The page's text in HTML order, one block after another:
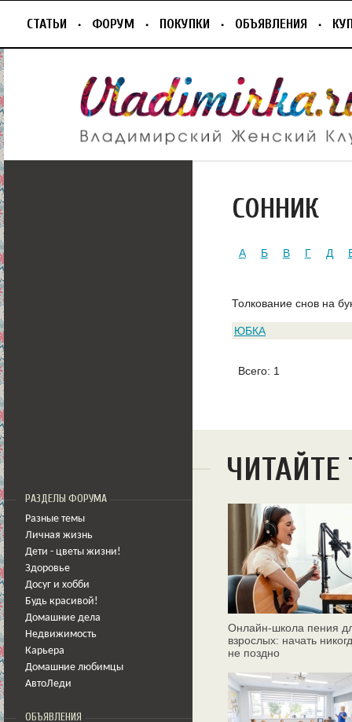
СТАТЬИ ФОРУМ ПОКУПКИ ОБЪЯВЛЕНИЯ
РАЗДЕЛЫ ФОРУМА
Разные темы
Личная жизнь
Дети - цветы жизни!
Здоровье
Досуг и хобби
Будь красивой!
Домашние дела
Недвижимость
Карьера
Домашние любимцы
АвтоЛеди
ОБЪЯВЛЕНИЯ
СОННИК
А Б В Г Д
Толкование снов на
ЮБКА
Всего: 1
Онлайн‑школа пения
взрослых: начать
не поздно